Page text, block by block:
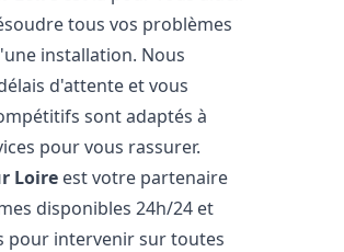
tous vos problèmes
installation. Nous
d'attente et vous
sont adaptés à
pour vous rassurer.
Loire est votre partenaire
disponibles 24h/24 et
pour intervenir sur toutes